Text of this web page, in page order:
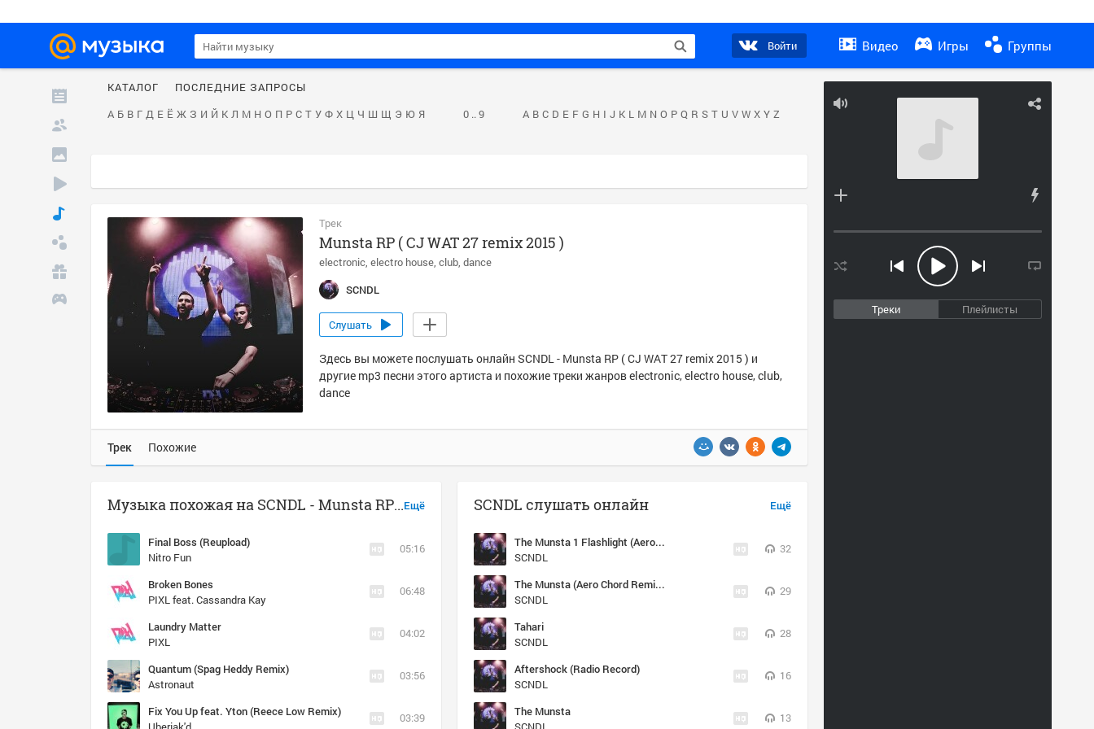
Войти Видео Игры Группы
Треки Плейлисты
КАТАЛОГ
ПОСЛЕДНИЕ ЗАПРОСЫ
А Б В Г Д Е Ё Ж З И Й К Л М Н О П Р С Т У Ф Х Ц Ч Ш Щ Э Ю Я 0 .. 9 A B C D E F G H I J K L M N O P Q R S T U V W X Y Z
Трек
Munsta RP ( CJ WAT 27 remix 2015 )
electronic electro house club dance
SCNDL
Слушать
Здесь вы можете послушать онлайн SCNDL - Munsta RP ( CJ WAT 27 remix 2015 ) и
другие mp3 песни этого артиста и похожие треки жанров electronic, electro house, club,
dance
Трек Похожие
Ещё
Музыка похожая на SCNDL - Munsta RP ( CJ WAT 27 remix 2015 )
Final Boss (Reupload)
Nitro Fun
05:16
Broken Bones
PIXL feat. Cassandra Kay
06:48
Laundry Matter
PIXL
04:02
Quantum (Spag Heddy Remix)
Astronaut
03:56
Fix You Up feat. Yton (Reece Low Remix)
03:39
Ещё
SCNDL слушать онлайн
The Munsta 1 Flashlight (Aero Chord Remix) cut
SCNDL
32
The Munsta (Aero Chord Remix) (Aero Chord Remix)
SCNDL
29
Tahari
SCNDL
28
Aftershock (Radio Record)
SCNDL
16
The Munsta
13